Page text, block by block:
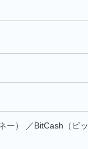
ー） ／BitCash（ビッ